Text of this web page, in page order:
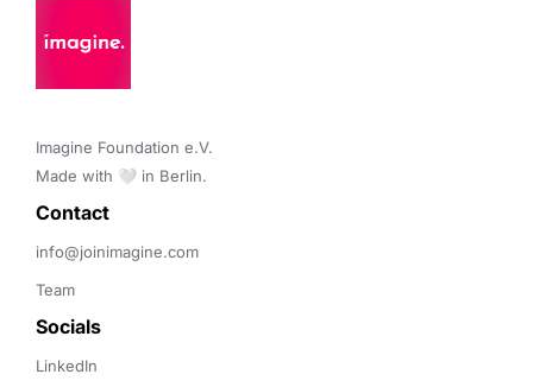
Imagine Foundation e.V.
Made with 🤍 in Berlin.
Contact
info@joinimagine.com
Team
Socials
LinkedIn